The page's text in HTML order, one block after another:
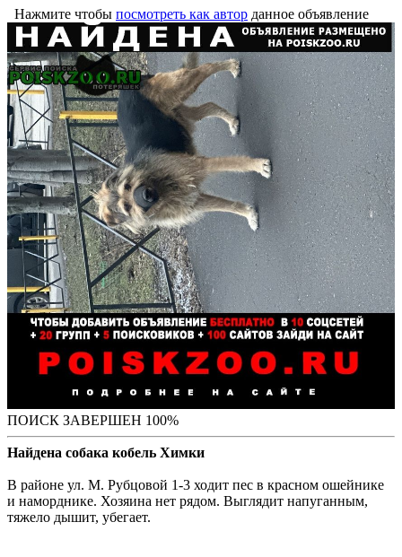
Нажмите чтобы посмотреть как автор данное объявление
ПОИСК ЗАВЕРШЕН 100%
Найдена собака кобель Химки
В районе ул. М. Рубцовой 1-3 ходит пес в красном ошейнике
и наморднике. Хозяина нет рядом. Выглядит напуганным,
тяжело дышит, убегает.